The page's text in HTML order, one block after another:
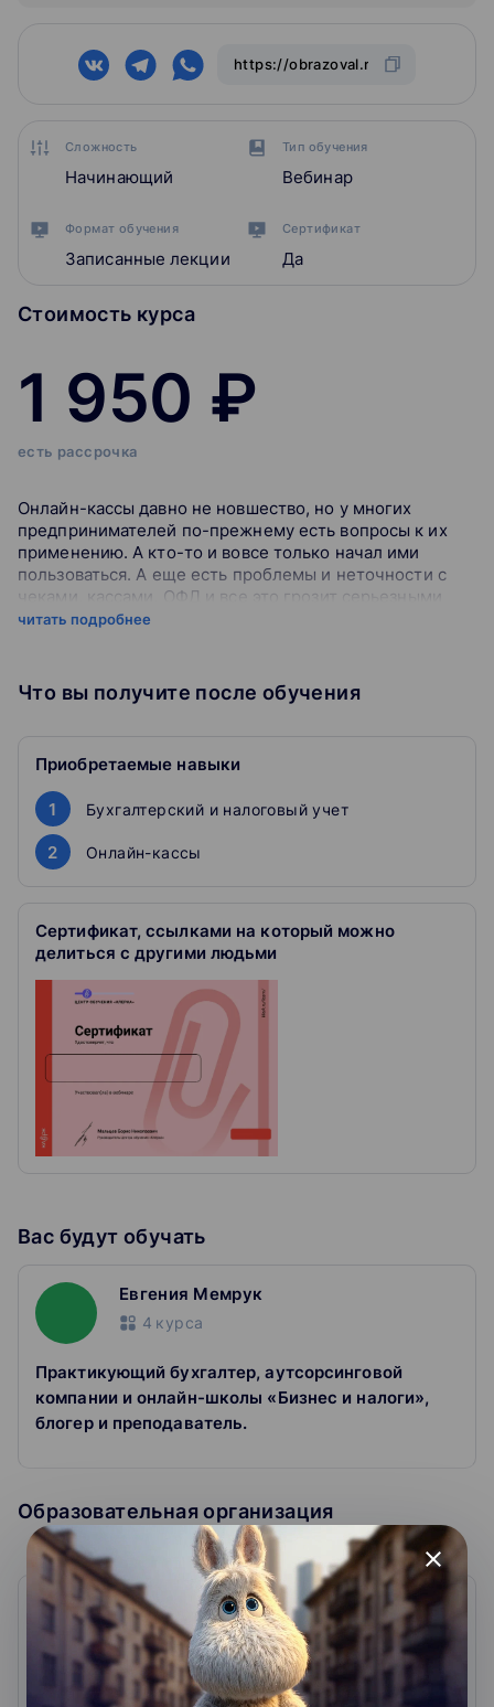
Сложность
Начинающий
Тип обучения
Вебинар
Формат обучения
Записанные лекции
Сертификат
Да
Стоимость курса
1 950 ₽
есть рассрочка
Онлайн-кассы давно не новшество, но у многих
предпринимателей по-прежнему есть вопросы к их
применению. А кто-то и вовсе только начал ими
пользоваться. А еще есть проблемы и неточности с
чеками, кассами, ОФД и все это грозит серьезными
штрафами для бизнеса и головной болью для
На вебинаре обсудим:
2. Какие могут быть штрафы за неприменение или
нарушение правил применения ККТ?
3. Как собрать кассовое рабочее место? За что
программное обеспечение, банковский терминал,
сканер, работа с маркировкой и ЕГАИС)
4. Дистанционная (удаленная) касса: фискализация вне
места расчёта.
5. Фискальные документы. Ошибки в чеках и как их
Эксперт на примерах разбирает темы.
Задаете вопросы
Прямо в чате во время вебинара.
Получаете запись лекции
Можете пересмотреть материал, если нужно.
читать подробнее
Что вы получите после обучения
Приобретаемые навыки
1 Бухгалтерский и налоговый учет
2 Онлайн-кассы
Сертификат, ссылками на который можно
делиться с другими людьми
Вас будут обучать
Евгения Мемрук
4 курса
Практикующий бухгалтер, аутсорсинговой
компании и онлайн-школы «Бизнес и налоги»,
блогер и преподаватель.
Образовательная организация
Центр обучения Клерк
0 0 отзывов
close